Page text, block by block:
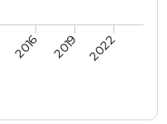
2016 2019 2022